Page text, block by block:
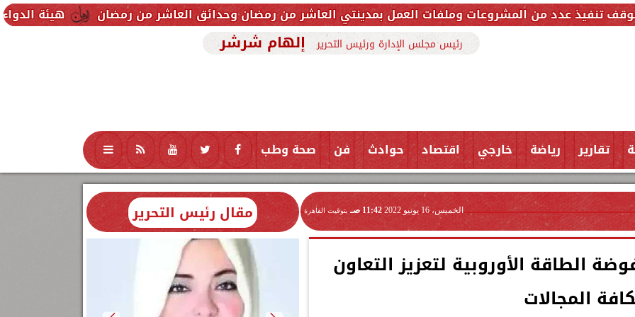
هيئة الدواء تحذر من تشغيله المشروعات وملفات العمل بمدينتي العاشر من رمضان وحدائق العاشر من رمضان
رئيس مجلس الإدارة ورئيس التحرير إلهام شرشر
تقارير رياضة خارجي اقتصاد حوادث فن صحة وطب تكنولوجيا منوعات محافظات
الخميس، 16 يونيو 2022 11:42 صـ بتوقيت القاهرة
الطاقة الأوروبية لتعزيز التعاون
المجالات
مقال رئيس التحرير